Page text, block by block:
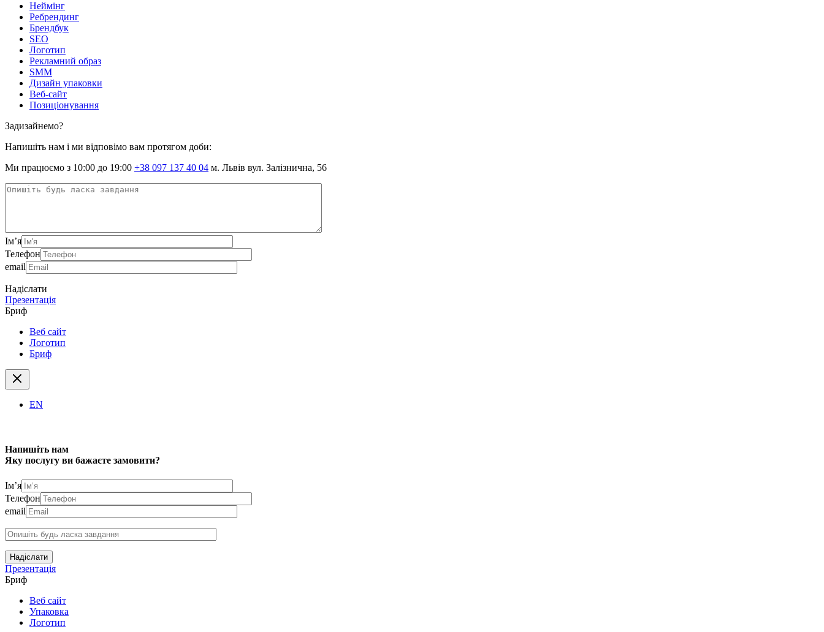
Неймінг
Ребрендинг
Брендбук
SEO
Логотип
Рекламний образ
SMM
Дизайн упаковки
Веб-сайт
Позиціонування
Задизайнемо?
Напишіть нам і ми відповімо вам протягом доби:
Ми працюємо з 10:00 до 19:00 +38 097 137 40 04 м. Львів вул. Залізнична, 56
Ім’я
Телефон
email
Надіслати
Презентація
Бриф
Веб сайт
Логотип
Бриф
EN
Напишіть нам
Яку послугу ви бажаєте замовити?
Ім’я
Телефон
email
Надіслати
Презентація
Бриф
Веб сайт
Упаковка
Логотип